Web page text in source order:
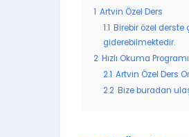
Artvin Özel Ders
1.1
Birebir özel
giderebilmektedir.
2 Hızlı Okuma
2.1
Artvin Özel Ders
2.2 Bize buradan